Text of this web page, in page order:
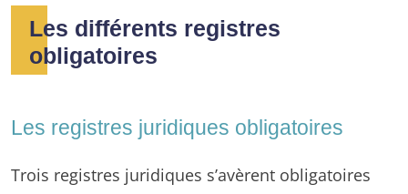
Les différents registres
obligatoires
Les registres juridiques obligatoires
Trois registres juridiques s’avèrent obligatoires